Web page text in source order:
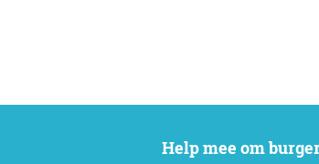
Help mee om